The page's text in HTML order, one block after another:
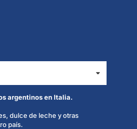
argentinos en Italia.
dulce de leche y otras
país.